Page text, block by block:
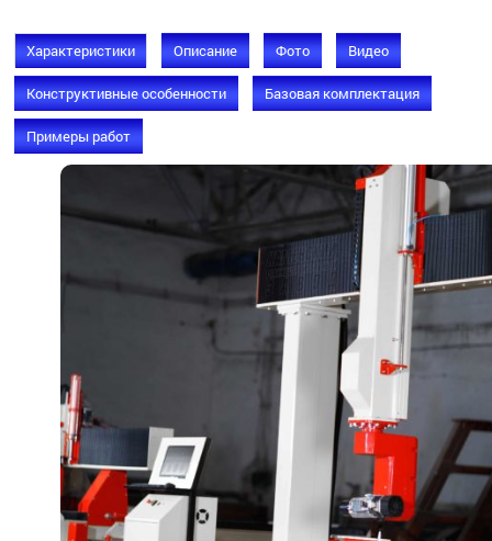
Характеристики Описание Фото Видео
Конструктивные особенности Базовая комплектация
Примеры работ